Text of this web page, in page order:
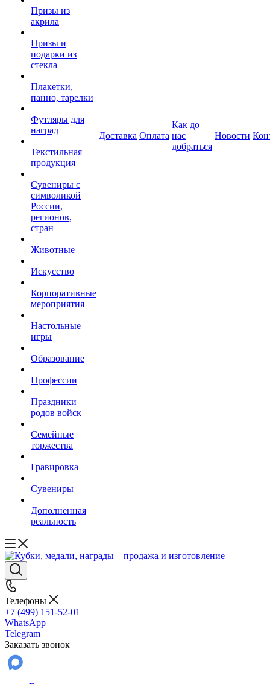
Призы из
акрила
Призы и
подарки из
стекла
Плакетки,
панно, тарелки
Футляры для
наград
Текстильная
продукция
Сувениры с
символикой
России,
регионов,
стран
Животные
Искусство
Корпоративные
мероприятия
Настольные
игры
Образование
Профессии
Праздники
родов войск
Семейные
торжества
Гравировка
Сувениры
Дополненная
реальность
Доставка Оплата
Как до
нас
добраться
Новости
Телефоны
+7 (499) 151-52-01
WhatsApp
Telegram
Заказать звонок